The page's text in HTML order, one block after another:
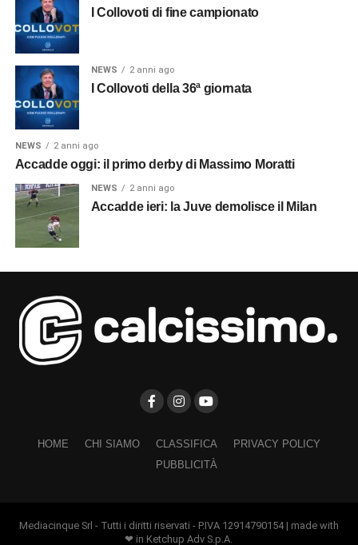
I Collovoti di fine campionato
NEWS 2 anni ago
I Collovoti della 36ª giornata
NEWS 2 anni ago
Accadde oggi: il primo derby di Massimo Moratti
NEWS 2 anni ago
Accadde ieri: la Juve demolisce il Milan
HOME CHI SIAMO CLASSIFICA
PRIVACY POLICY
PUBBLICITÀ
Mediacinque Srl - Tutti i diritti riservati - P.IVA 12914790154 | made with
❤ in Ketchup Adv S.p.A.